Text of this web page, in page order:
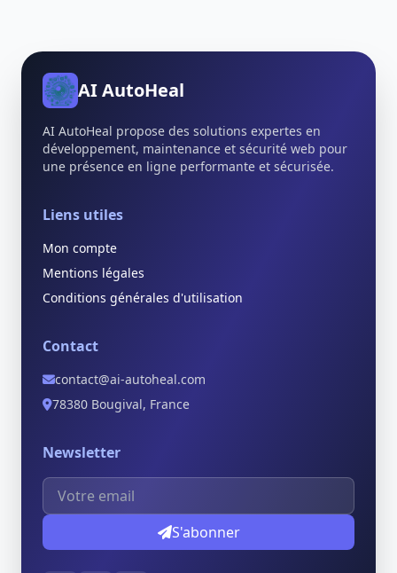
AI AutoHeal
AI AutoHeal propose des solutions expertes en
développement, maintenance et sécurité web pour
une présence en ligne performante et sécurisée.
Liens utiles
Mon compte
Mentions légales
Conditions générales d'utilisation
Contact
contact@ai-autoheal.com
78380 Bougival, France
Newsletter
S'abonner